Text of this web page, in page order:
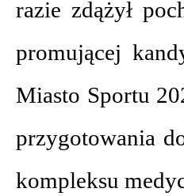
razie zdążył
promującej
Miasto Sportu
przygotowania
kompleksu